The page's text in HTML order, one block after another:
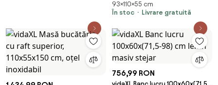
bordură antistropire 110x55x93
cm oțel
93×110×55 cm
În stoc
Livrare gratuită
756,99 RON